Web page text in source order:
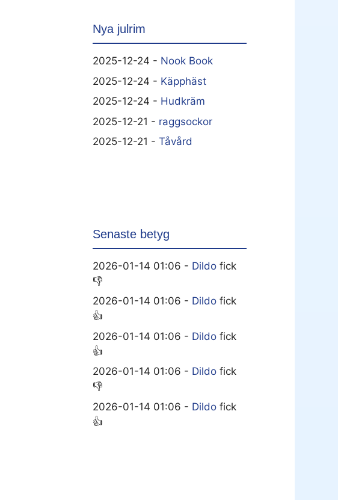
Nya julrim
2025-12-24 - Nook Book
2025-12-24 - Käpphäst
2025-12-24 - Hudkräm
2025-12-21 - raggsockor
2025-12-21 - Tåvård
Senaste betyg
2026-01-14 01:06 - Dildo fick
👎
2026-01-14 01:06 - Dildo fick
👍
2026-01-14 01:06 - Dildo fick
👍
2026-01-14 01:06 - Dildo fick
👎
2026-01-14 01:06 - Dildo fick
👍